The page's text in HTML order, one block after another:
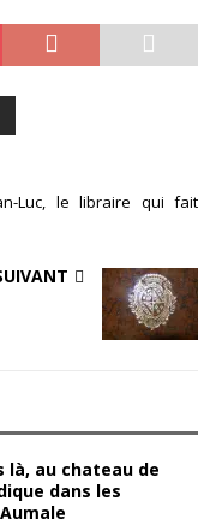
Luc, le libraire qui fait
là, au chateau de
dans les